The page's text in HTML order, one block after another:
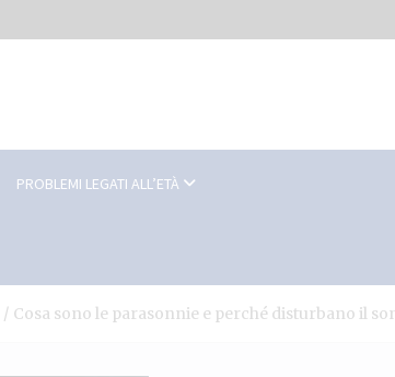
PROBLEMI LEGATI ALL’ETÀ
Cosa sono le parasonnie e perché disturbano il